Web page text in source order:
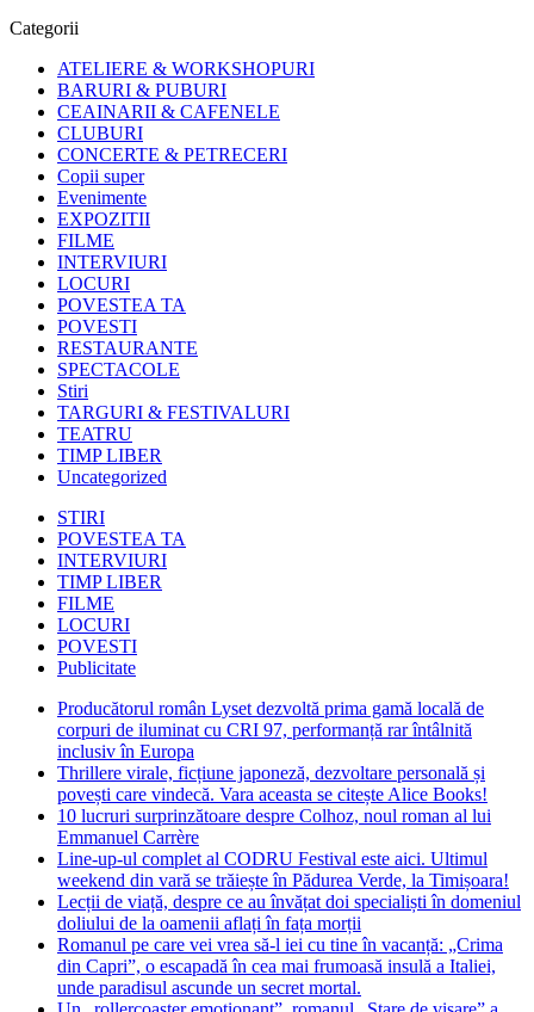
Categorii
ATELIERE & WORKSHOPURI
BARURI & PUBURI
CEAINARII & CAFENELE
CLUBURI
CONCERTE & PETRECERI
Copii super
Evenimente
EXPOZITII
FILME
INTERVIURI
LOCURI
POVESTEA TA
POVESTI
RESTAURANTE
SPECTACOLE
Stiri
TARGURI & FESTIVALURI
TEATRU
TIMP LIBER
Uncategorized
STIRI
POVESTEA TA
INTERVIURI
TIMP LIBER
FILME
LOCURI
POVESTI
Publicitate
Producătorul român Lyset dezvoltă prima gamă locală de
corpuri de iluminat cu CRI 97, performanță rar întâlnită
inclusiv în Europa
Thrillere virale, ficțiune japoneză, dezvoltare personală și
povești care vindecă. Vara aceasta se citește Alice Books!
10 lucruri surprinzătoare despre Colhoz, noul roman al lui
Emmanuel Carrère
Line-up-ul complet al CODRU Festival este aici. Ultimul
weekend din vară se trăiește în Pădurea Verde, la Timișoara!
Lecții de viață, despre ce au învățat doi specialiști în domeniul
doliului de la oamenii aflați în fața morții
Romanul pe care vei vrea să-l iei cu tine în vacanță: „Crima
din Capri”, o escapadă în cea mai frumoasă insulă a Italiei,
unde paradisul ascunde un secret mortal.